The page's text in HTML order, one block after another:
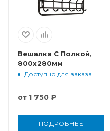
Вешалка С Полкой,
800x280мм
Доступно для заказа
от 1 750 ₽
ПОДРОБНЕЕ